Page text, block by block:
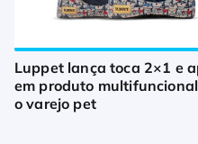
Luppet lança toca 2×1 e
em produto
o varejo pet